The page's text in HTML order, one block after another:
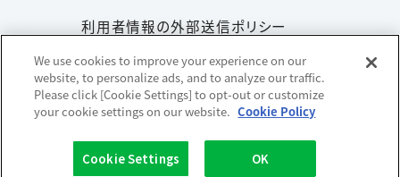
利用者情報の外部送信ポリシー
ソーシャルメディアポリシー
サイトマップ
Copyright© 1996-2026 Lion Corporation. All rights reserved.
We use cookies to improve your experience on our
website, to personalize ads, and to analyze our traffic.
Please click [Cookie Settings] to opt-out or customize
your cookie settings on our website. Cookie Policy
Cookie Settings OK